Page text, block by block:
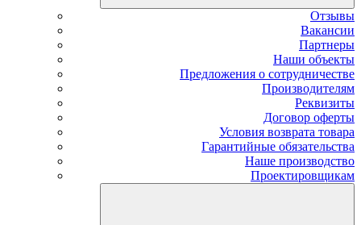
Отзывы
Вакансии
Партнеры
Наши объекты
Предложения о сотрудничестве
Производителям
Реквизиты
Договор оферты
Условия возврата товара
Гарантийные обязательства
Наше производство
Проектировщикам